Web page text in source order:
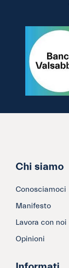
Chi siamo
Conosciamoci
Manifesto
Lavora con noi
Opinioni